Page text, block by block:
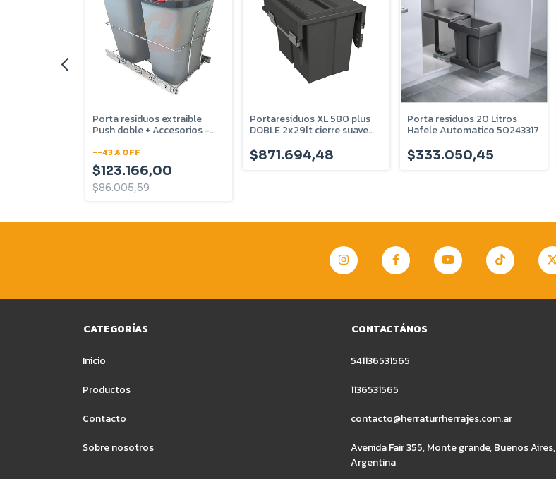
Porta residuos extraible
Push doble + Accesorios -
--43% OFF
$123.166,00
$86.005,59
Portaresiduos XL 580 plus
DOBLE 2x29lt cierre suave
$871.694,48
Porta residuos 20 Litros
Hafele Automatico 50243317
$333.050,45
CATEGORÍAS
Inicio
Productos
Contacto
Sobre nosotros
CONTACTÁNOS
541136531565
1136531565
contacto@herraturrherrajes.com.ar
Avenida Fair 355, Monte grande, Buenos Aires,
Argentina